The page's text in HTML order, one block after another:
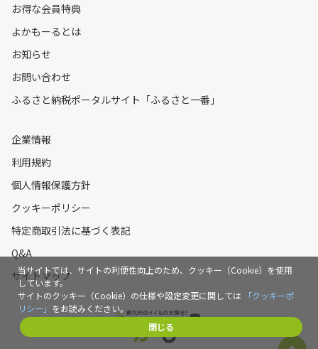
お得な会員特典
よかもーるとは
お知らせ
お問い合わせ
ふるさと納税ポータルサイト「ふるさと一番」
企業情報
利用規約
個人情報保護方針
クッキーポリシー
特定商取引法に基づく表記
Q&A
サイトマップ
当サイトでは、サイトの利便性向上のため、クッキー（Cookie）を使用
しています。
サイトのクッキー（Cookie）の仕様や設定変更に関しては
「クッキーポ
リシー」 をお読みください。
閉じる